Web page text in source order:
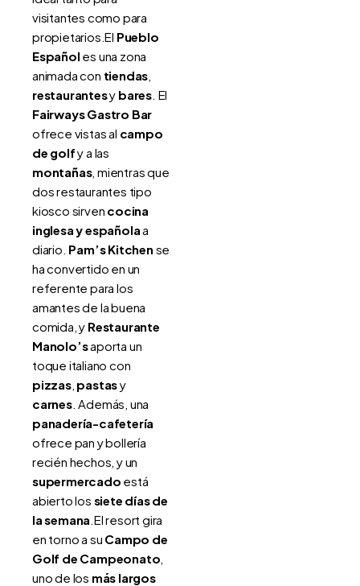
visitantes como para
propietarios.El Pueblo
Español es una zona
animada con tiendas,
restaurantesy bares. El
Fairways Gastro Bar
ofrece vistas al campo
de golfy a las
montañas, mientras que
dos restaurantes tipo
kiosco sirven cocina
inglesa y españolaa
diario. Pam’s Kitchen se
ha convertido en un
referente para los
amantes de la buena
comida, y Restaurante
Manolo’saporta un
toque italiano con
pizzas, pastasy
carnes. Además, una
panadería-cafetería
ofrece pan y bollería
recién hechos, y un
supermercado está
abierto los siete días de
la semana.El resort gira
en torno a su Campo de
Golf de Campeonato,
uno de los más largos